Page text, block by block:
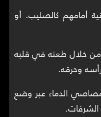
أمامهم كالصليب. أو
خلال طعنه في قلبه
وحرقه.
الدماء عبر وضع
الشرفات.